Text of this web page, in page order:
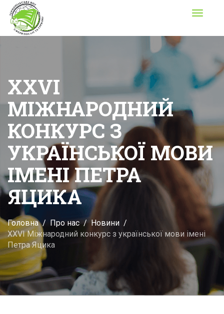
Toggle
XXVI
МІЖНАРОДНИЙ
КОНКУРС З
УКРАЇНСЬКОЇ МОВИ
ІМЕНІ ПЕТРА
ЯЦИКА
Головна Про нас
Новини
XXVI Міжнародний конкурс з української мови імені
Петра Яцика